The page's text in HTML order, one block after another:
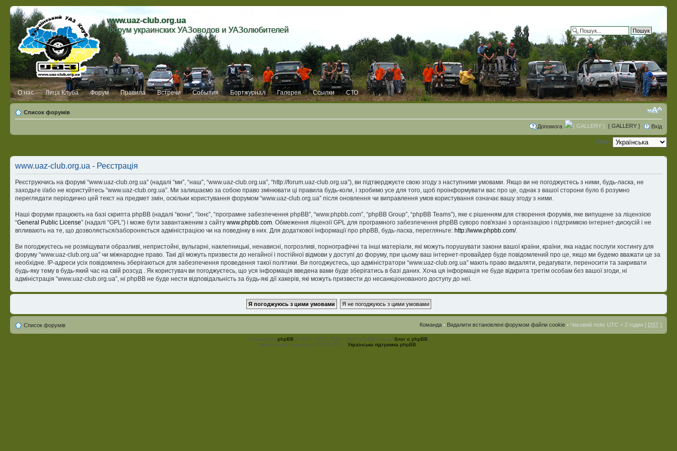
www.uaz-club.org.ua
Форум украинских УАЗоводов и УАЗолюбителей
Розширений пошук
О нас Лица Клуба Форум Правила Встречи События Бортжурнал Галерея Ссылки СТО
Список форумів
Допомога { GALLERY } Вхід
Мова:
www.uaz-club.org.ua - Реєстрація
Реєструючись на форумі “www.uaz-club.org.ua” (надалі “ми”, “наш”, “www.uaz-club.org.ua”, “http://forum.uaz-club.org.ua”), ви підтверджуєте свою згоду з наступними умовами. Якщо ви не погоджуєтесь з ними, будь-ласка, не
заходьте і/або не користуйтесь “www.uaz-club.org.ua”. Ми залишаємо за собою право змінювати ці правила будь-коли, і зробимо усе для того, щоб проінформувати вас про це, однак з вашої сторони було б розумно
переглядати періодично цей текст на предмет змін, оскільки користування форумом “www.uaz-club.org.ua” після оновлення чи виправлення умов користування означає вашу згоду з ними.
Наші форуми працюють на базі скрипта phpBB (надалі “вони”, “їхнє”, “програмне забезпечення phpBB”, “www.phpbb.com”, “phpBB Group”, “phpBB Teams”), яке є рішенням для створення форумів, яке випущене за ліцензією
“General Public License” (надалі “GPL”) і може бути завантаженим з сайту www.phpbb.com . Обмеження ліцензії GPL для програмного забезпечення phpBB суворо пов'язані з організацією і підтримкою інтернет-дискусій і не
впливають на те, що дозволяється/забороняється адміністрацією чи на поведінку в них. Для додаткової інформації про phpBB, будь-ласка, перегляньте: http://www.phpbb.com/.
Ви погоджуєтесь не розміщувати образливі, непристойні, вульгарні, наклепницькі, ненависні, погрозливі, порнографічні та інші матеріали, які можуть порушувати закони вашої країни, країни, яка надає послуги хостингу для
форуму “www.uaz-club.org.ua” чи міжнародне право. Такі дії можуть призвести до негайної і постійної відмови у доступі до форуму, при цьому ваш інтернет-провайдер буде повідомлений про це, якщо ми будемо вважати це за
необхідне. IP-адреси усіх повідомлень зберігаються для забезпечення проведення такої політики. Ви погоджуєтесь, що адміністратори “www.uaz-club.org.ua” мають право видаляти, редагувати, переносити та закривати
будь-яку тему в будь-який час на свій розсуд . Як користувач ви погоджуєтесь, що уся інформація введена вами буде зберігатись в базі даних. Хоча ця інформація не буде відкрита третім особам без вашої згоди, ні
адміністрація “www.uaz-club.org.ua”, ні phpBB не буде нести відповідальність за будь-які дії хакерів, які можуть призвести до несанкціонованого доступу до неї.
Список форумів Команда • Видалити встановлені форумом файли cookie • Часовий пояс UTC + 2 годин [ DST ]
Powered by phpBB © 2000, 2002, 2005, 2007 phpBB Group (блог о phpBB)
Український переклад © 2005-2011
Українська підтримка phpBB